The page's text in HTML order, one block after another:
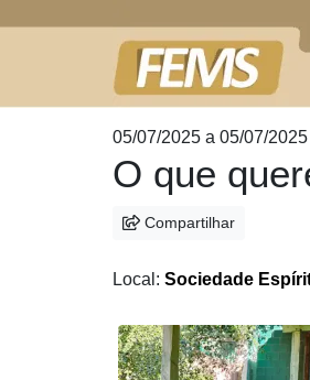
Anterior
Próximo
05/07/2025 a 05/07/2025
O que
Compartilhar
Local: Sociedade